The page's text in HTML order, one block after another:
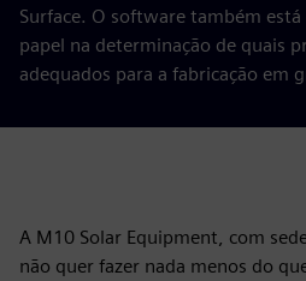
Surface. O software também
papel na determinação de quais
adequados para a fabricação em
A M10 Solar Equipment, com
não quer fazer nada menos do